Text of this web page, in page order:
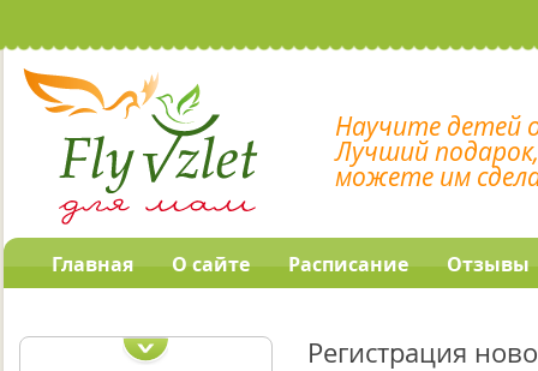
Научите детей
Лучший
можете им
Главная О сайте Расписание Отзывы
программы
Регистрация